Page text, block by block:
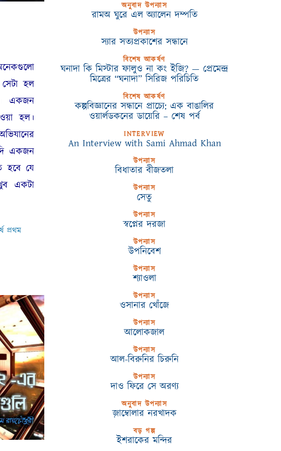
সেটা হল
একজন
হল।
একজন
হবে যে
একটা
প্রথম
অনুবাদ উপন্যাস
রামঅ ঘুরে এল অ্যালেন দম্পতি
উপন্যাস
স্যার সত্যপ্রকাশের সন্ধানে
বিশেষ আকর্ষণ
ঘনাদা কি মিস্টার ফালুও না কং ইজি? — প্রেমেন্দ্র
মিত্রের “ঘনাদা” সিরিজ পরিচিতি
বিশেষ আকর্ষণ
কল্পবিজ্ঞানের সন্ধানে প্রাচ্যে: এক বাঙালির
ওয়ার্লডকনের ডায়েরি – শেষ পর্ব
INTERVIEW
An Interview with Sami Ahmad Khan
উপন্যাস
বিধাতার বীজতলা
উপন্যাস
সেতু
উপন্যাস
স্বপ্নের দরজা
উপন্যাস
উপনিবেশ
উপন্যাস
শ্যাওলা
উপন্যাস
ওসানার খোঁজে
উপন্যাস
আলোকজাল
উপন্যাস
আল-বিরুনির চিরুনি
উপন্যাস
দাও ফিরে সে অরণ্য
অনুবাদ উপন্যাস
জ়াম্বোলার নরখাদক
বড় গল্প
ইশরাকের মন্দির